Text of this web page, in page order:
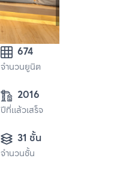
674
จำนวนยูนิต
2016
ปีที่แล้วเสร็จ
31 ชั้น
จำนวนชั้น